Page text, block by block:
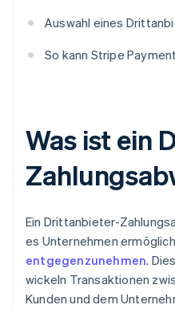
Auswahl eines
So kann Stripe
Was ist ein
Ein Drittanbieter-
es Unternehmen
entgegenzunehmen.
wickeln Transaktionen
Kunden und dem